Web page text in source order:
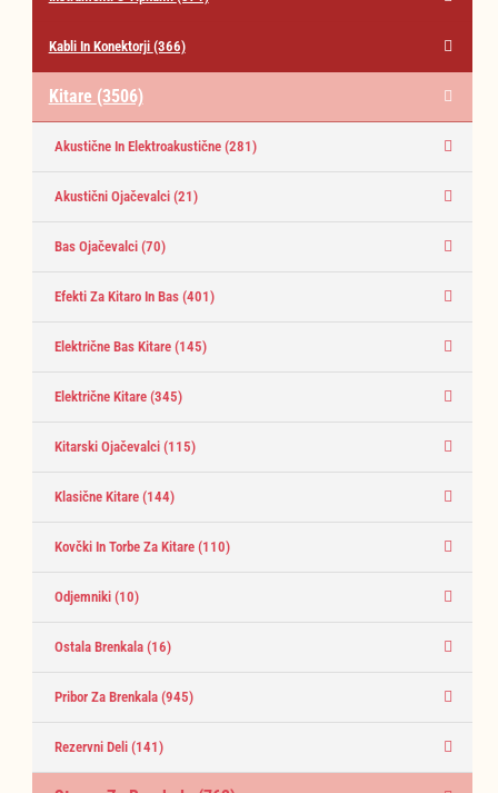
Kabli In Konektorji (366)
Kitare (3506)
Akustične In Elektroakustične (281)
Akustični Ojačevalci (21)
Bas Ojačevalci (70)
Efekti Za Kitaro In Bas (401)
Električne Bas Kitare (145)
Električne Kitare (345)
Kitarski Ojačevalci (115)
Klasične Kitare (144)
Kovčki In Torbe Za Kitare (110)
Odjemniki (10)
Ostala Brenkala (16)
Pribor Za Brenkala (945)
Rezervni Deli (141)